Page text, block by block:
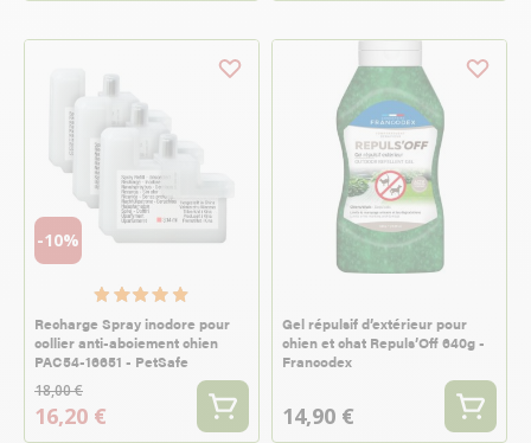
-10%
Recharge Spray inodore pour
collier anti-aboiement chien
PAC54-16651 - PetSafe
18,00 €
16,20 €
Gel répulsif d’extérieur pour
chien et chat Repuls’Off 640g -
Francodex
14,90 €